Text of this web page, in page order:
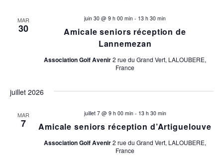
a
r
o
n
n
e
MAR
30
Amicale seniors réception de
Lannemezan
juin 30 @ 9 h 00 min - 13 h 30 min
Association Golf Avenir2 rue du Grand Vert, LALOUBERE,
France
juillet 2026
MAR
7 Amicale seniors réception d’Artiguelouve
juillet 7 @ 9 h 00 min- 13 h 30 min
Association Golf Avenir2 rue du Grand Vert, LALOUBERE,
France